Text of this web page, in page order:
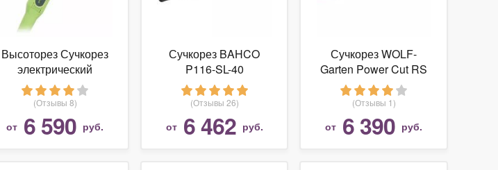
Высоторез Сучкорез
электрический
Greenworks GPS7220
720W (20 см)
(Отзывы 8)
от 6 590 руб.
Сучкорез BAHCO
P116-SL-40
(Отзывы 26)
от 6 462 руб.
Сучкорез WOLF-
Garten Power Cut RS
900 T
(Отзывы 1)
от 6 390 руб.